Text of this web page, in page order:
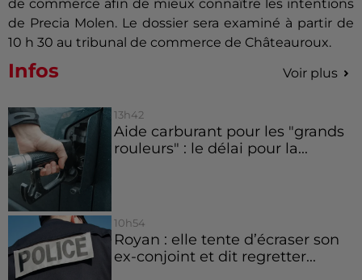
de commerce afin de mieux connaître les intentions
de Precia Molen. Le dossier sera examiné à partir de
10 h 30 au tribunal de commerce de Châteauroux.
Infos Voir plus
13h42
Aide carburant pour les "grands
rouleurs" : le délai pour la...
10h54
Royan : elle tente d’écraser son
ex-conjoint et dit regretter...